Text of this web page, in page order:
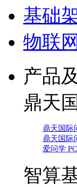
基础
物联网
产品
鼎天
鼎天国际
鼎天国际
爱问学
智算